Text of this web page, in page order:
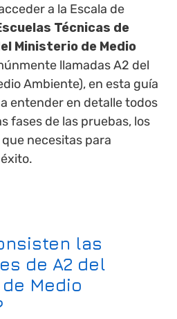
a la Escala de
Técnicas de
Ministerio de Medio
llamadas A2 del
Ambiente), en esta guía
entender en detalle todos
fases de las pruebas, los
necesitas para
las
de A2 del
Medio